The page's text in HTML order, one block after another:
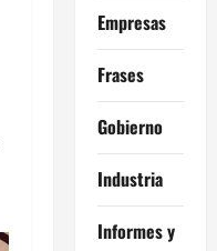
Empresas
Frases
Gobierno
Industria
Informes y